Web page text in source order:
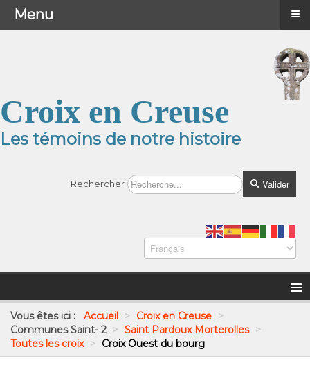
Croix en Creuse
Les témoins de notre histoire
Rechercher Valider
≡
Vous êtes ici : Accueil > Croix en Creuse >
Communes Saint- 2 > Saint Pardoux Morterolles >
Toutes les croix > Croix Ouest du bourg
Menu ≡
Menu ≡